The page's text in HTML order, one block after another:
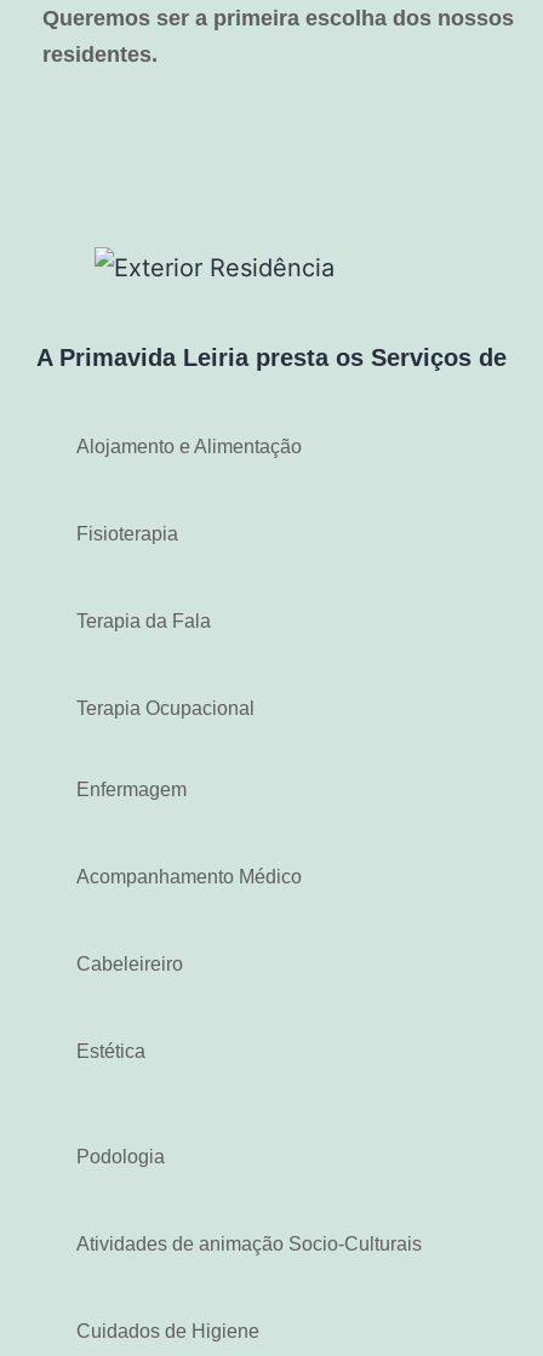
Queremos ser a primeira escolha dos nossos
residentes.
A Primavida Leiria presta os Serviços de
Alojamento e Alimentação
Fisioterapia
Terapia da Fala
Terapia Ocupacional
Enfermagem
Acompanhamento Médico
Cabeleireiro
Estética
Podologia
Atividades de animação Socio-Culturais
Cuidados de Higiene